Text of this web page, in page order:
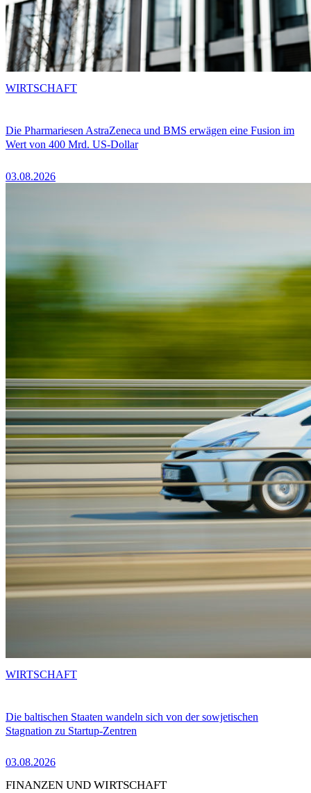
Die Pharmariesen AstraZeneca und BMS erwägen eine Fusion im
Wert von 400 Mrd. US-Dollar
03.08.2026
WIRTSCHAFT
Die baltischen Staaten wandeln sich von der sowjetischen
Stagnation zu Startup-Zentren
03.08.2026
WIRTSCHAFT
FINANZEN UND WIRTSCHAFT